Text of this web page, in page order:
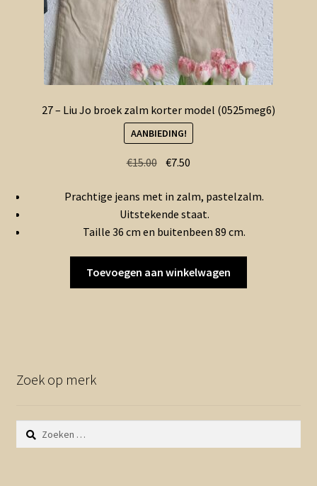
27 – Liu Jo broek zalm korter model (0525meg6)
AANBIEDING!
€15.00 Oorspronkelijke
was:
€15.00.
€7.50
is:
€7.50.
Prachtige jeans met in zalm, pastelzalm.
Uitstekende staat.
Taille 36 cm en buitenbeen 89 cm.
Toevoegen aan winkelwagen
Zoek op merk
Zoeken
naar: